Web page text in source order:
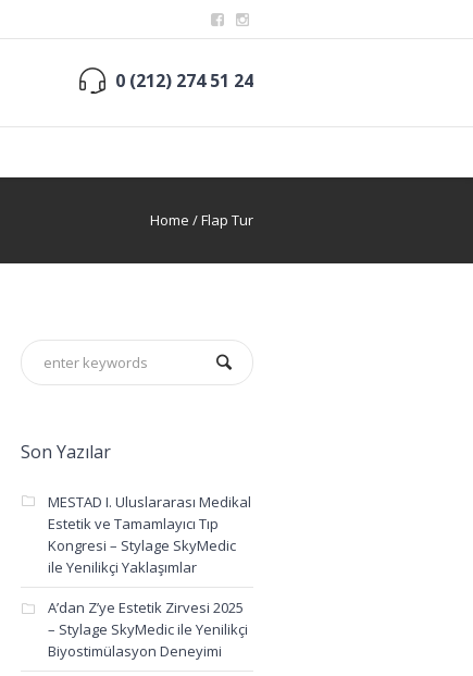
0 (212) 274 51 24
Home /Flap Tur
Son Yazılar
MESTAD I. Uluslararası Medikal
Estetik ve Tamamlayıcı Tıp
Kongresi – Stylage SkyMedic
ile Yenilikçi Yaklaşımlar
A’dan Z’ye Estetik Zirvesi 2025
– Stylage SkyMedic ile Yenilikçi
Biyostimülasyon Deneyimi